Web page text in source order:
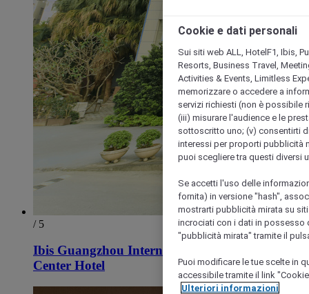
/ 5
Ibis Guangzhou International Exhibition
Center Hotel
Cookie e dati personali
Sui siti web ALL, HotelF1, Ibis,
Resorts, Business Travel,
Activities & Events, Limitless
memorizzare o accedere a
servizi richiesti (non è possibile
(iii) misurare l'audience e le
sottoscritto uno; (v) consentirti
interessi per proporti pubblicità
puoi scegliere tra questi diversi
Se accetti l'uso delle
fornita) in versione "hash",
mostrarti pubblicità mirata su
incrociati con i dati in possesso
"pubblicità mirata" tramite il
Puoi modificare le tue scelte in
accessibile tramite il link
Ulteriori informazioni